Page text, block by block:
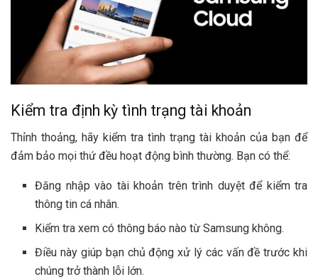
Kiểm tra định kỳ tình trạng tài khoản
Thỉnh thoảng, hãy kiểm tra tình trạng tài khoản của bạn để
đảm bảo mọi thứ đều hoạt động bình thường. Bạn có thể:
Đăng nhập vào tài khoản trên trình duyệt để kiểm tra
thông tin cá nhân.
Kiểm tra xem có thông báo nào từ Samsung không.
Điều này giúp bạn chủ động xử lý các vấn đề trước khi
chúng trở thành lỗi lớn.